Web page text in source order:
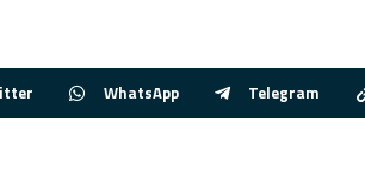
WhatsApp Telegram